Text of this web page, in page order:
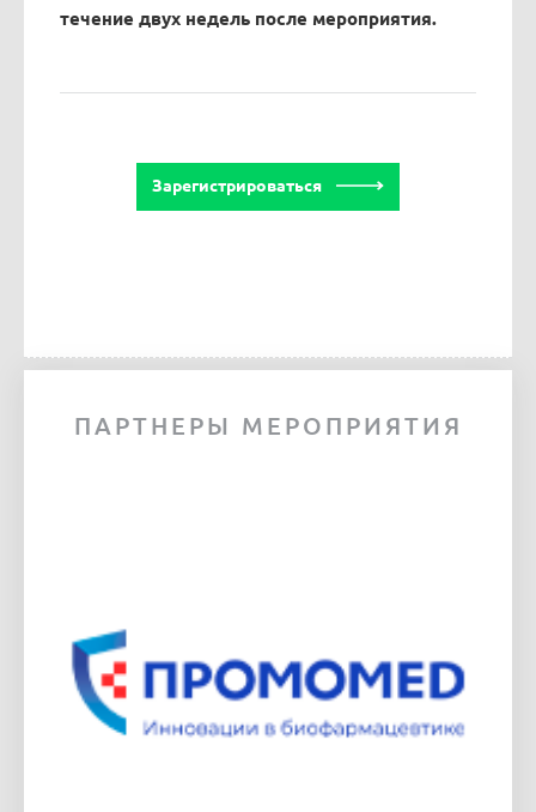
течение двух недель после мероприятия.
Зарегистрироваться
ПАРТНЕРЫ МЕРОПРИЯТИЯ